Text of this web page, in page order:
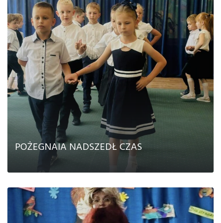
CZYTAJ DALEJ
POŻEGNAIA NADSZEDŁ CZAS